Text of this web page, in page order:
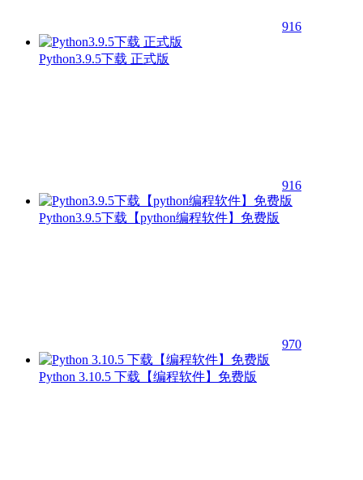
916
Python3.9.5下载 正式版
916
Python3.9.5下载【python编程软件】免费版
970
Python 3.10.5 下载【编程软件】免费版